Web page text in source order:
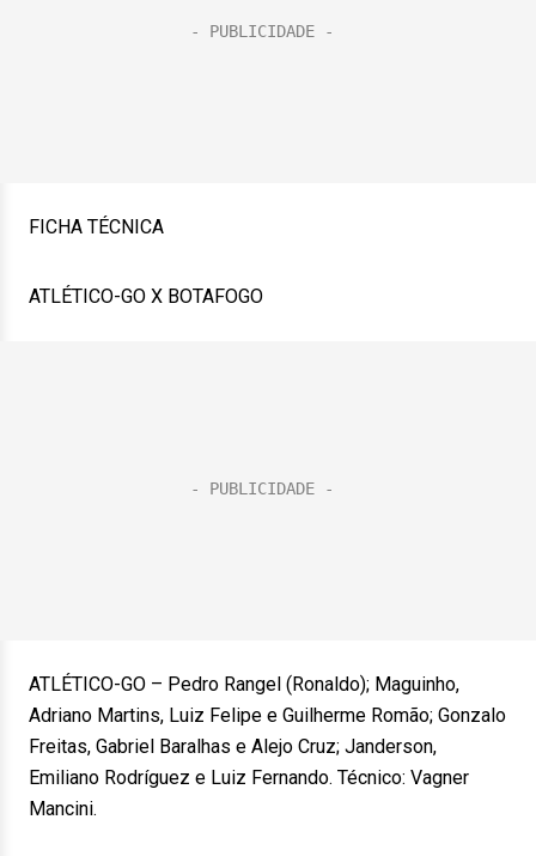
FICHA TÉCNICA
ATLÉTICO-GO X BOTAFOGO
ATLÉTICO-GO – Pedro Rangel (Ronaldo); Maguinho,
Adriano Martins, Luiz Felipe e Guilherme Romão; Gonzalo
Freitas, Gabriel Baralhas e Alejo Cruz; Janderson,
Emiliano Rodríguez e Luiz Fernando. Técnico: Vagner
Mancini.